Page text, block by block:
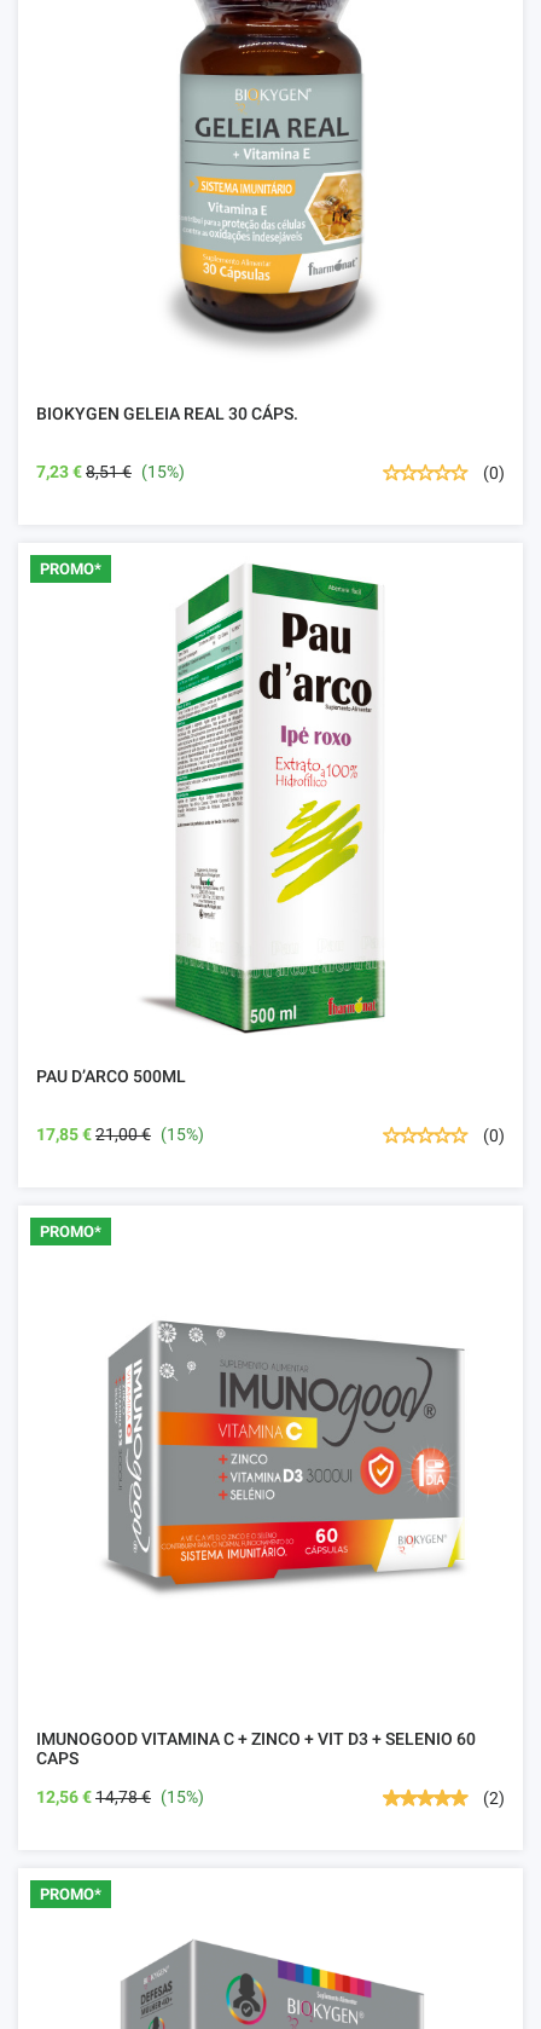
BIOKYGEN GELEIA REAL 30 CÁPS.
7,23 €8,51 € (15%) (0)
PROMO*
PAU D’ARCO 500ML
17,85 €21,00 € (15%) (0)
PROMO*
IMUNOGOOD VITAMINA C + ZINCO + VIT D3 + SELENIO 60
CAPS
12,56 €14,78 € (15%) (2)
PROMO*